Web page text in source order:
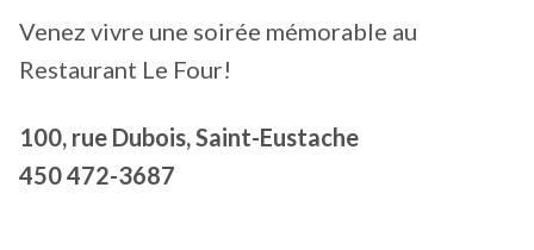
Venez vivre une soirée mémorable au
Restaurant Le Four!
100, rue Dubois, Saint-Eustache
450 472-3687